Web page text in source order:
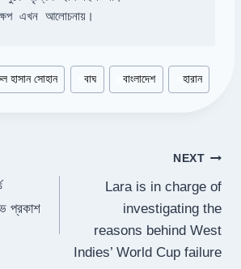
এখন আলোচনায়।
হাসান সোহান #বাঘ #বাংলাদেশ হারান
প্রকাশ
NEXT
Lara is in charge of
investigating the
reasons behind West
Indies’ World Cup failure